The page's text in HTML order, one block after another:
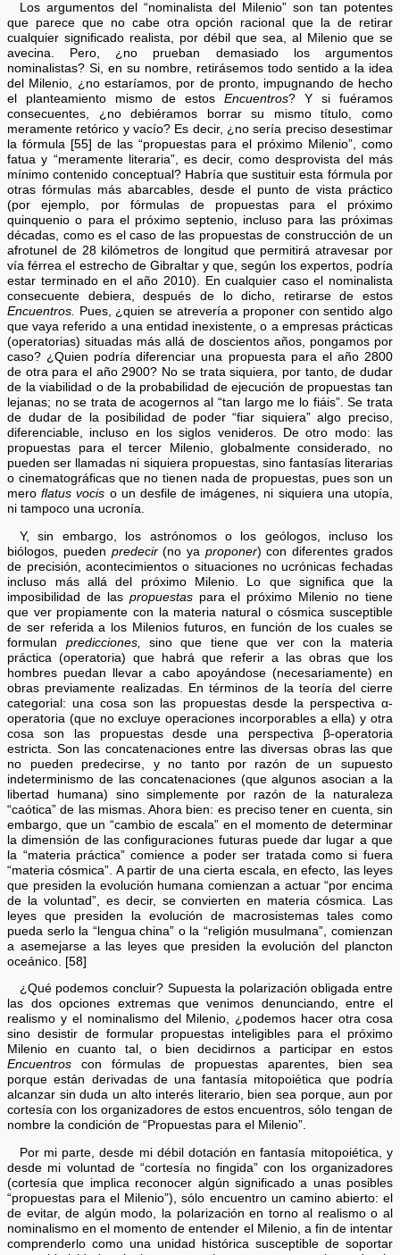
Los argumentos del “nominalista del Milenio” son tan potentes
que parece que no cabe otra opción racional que la de retirar
cualquier significado realista, por débil que sea, al Milenio que se
avecina. Pero, ¿no prueban demasiado los argumentos
nominalistas? Si, en su nombre, retirásemos todo sentido a la idea
del Milenio, ¿no estaríamos, por de pronto, impugnando de hecho
el planteamiento mismo de estos Encuentros? Y si fuéramos
consecuentes, ¿no debiéramos borrar su mismo título, como
meramente retórico y vacío? Es decir, ¿no sería preciso desestimar
la fórmula [55] de las “propuestas para el próximo Milenio”, como
fatua y “meramente literaria”, es decir, como desprovista del más
mínimo contenido conceptual? Habría que sustituir esta fórmula por
otras fórmulas más abarcables, desde el punto de vista práctico
(por ejemplo, por fórmulas de propuestas para el próximo
quinquenio o para el próximo septenio, incluso para las próximas
décadas, como es el caso de las propuestas de construcción de un
afrotunel de 28 kilómetros de longitud que permitirá atravesar por
vía férrea el estrecho de Gibraltar y que, según los expertos, podría
estar terminado en el año 2010). En cualquier caso el nominalista
consecuente debiera, después de lo dicho, retirarse de estos
Encuentros. Pues, ¿quien se atrevería a proponer con sentido algo
que vaya referido a una entidad inexistente, o a empresas prácticas
(operatorias) situadas más allá de doscientos años, pongamos por
caso? ¿Quien podría diferenciar una propuesta para el año 2800
de otra para el año 2900? No se trata siquiera, por tanto, de dudar
de la viabilidad o de la probabilidad de ejecución de propuestas tan
lejanas; no se trata de acogernos al “tan largo me lo fiáis”. Se trata
de dudar de la posibilidad de poder “fiar siquiera” algo preciso,
diferenciable, incluso en los siglos venideros. De otro modo: las
propuestas para el tercer Milenio, globalmente considerado, no
pueden ser llamadas ni siquiera propuestas, sino fantasías literarias
o cinematográficas que no tienen nada de propuestas, pues son un
meroflatus vocis o un desfile de imágenes, ni siquiera una utopía,
ni tampoco una ucronía.
Y, sin embargo, los astrónomos o los geólogos, incluso los
biólogos, pueden predecir(no ya proponer) con diferentes grados
de precisión, acontecimientos o situaciones no ucrónicas fechadas
incluso más allá del próximo Milenio. Lo que significa que la
imposibilidad de las propuestaspara el próximo Milenio no tiene
que ver propiamente con la materia natural o cósmica susceptible
de ser referida a los Milenios futuros, en función de los cuales se
formulan predicciones,
sino que tiene que ver con la materia
práctica (operatoria) que habrá que referir a las obras que los
hombres puedan llevar a cabo apoyándose (necesariamente) en
obras previamente realizadas. En términos de la teoría del cierre
categorial: una cosa son las propuestas desde la perspectiva α-
operatoria (que no excluye operaciones incorporables a ella) y otra
cosa son las propuestas desde una perspectiva β-operatoria
estricta. Son las concatenaciones entre las diversas obras las que
no pueden predecirse, y no tanto por razón de un supuesto
indeterminismo de las concatenaciones (que algunos asocian a la
libertad humana) sino simplemente por razón de la naturaleza
“caótica” de las mismas. Ahora bien: es preciso tener en cuenta, sin
embargo, que un “cambio de escala” en el momento de determinar
la dimensión de las configuraciones futuras puede dar lugar a que
la “materia práctica” comience a poder ser tratada como si fuera
“materia cósmica”. A partir de una cierta escala, en efecto, las leyes
que presiden la evolución humana comienzan a actuar “por encima
de la voluntad”, es decir, se convierten en materia cósmica. Las
leyes que presiden la evolución de macrosistemas tales como
pueda serlo la “lengua china” o la “religión musulmana”, comienzan
a asemejarse a las leyes que presiden la evolución del plancton
oceánico. [58]
¿Qué podemos concluir? Supuesta la polarización obligada entre
las dos opciones extremas que venimos denunciando, entre el
realismo y el nominalismo del Milenio, ¿podemos hacer otra cosa
sino desistir de formular propuestas inteligibles para el próximo
Milenio en cuanto tal, o bien decidirnos a participar en estos
Encuentros con fórmulas de propuestas aparentes, bien sea
porque están derivadas de una fantasía mitopoiética que podría
alcanzar sin duda un alto interés literario, bien sea porque, aun por
cortesía con los organizadores de estos encuentros, sólo tengan de
nombre la condición de “Propuestas para el Milenio”.
Por mi parte, desde mi débil dotación en fantasía mitopoiética, y
desde mi voluntad de “cortesía no fingida” con los organizadores
(cortesía que implica reconocer algún significado a unas posibles
“propuestas para el Milenio”), sólo encuentro un camino abierto: el
de evitar, de algún modo, la polarización en torno al realismo o al
nominalismo en el momento de entender el Milenio, a fin de intentar
comprenderlo como una unidad histórica susceptible de soportar